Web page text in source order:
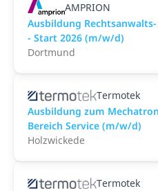
AMPRION
Ausbildung
- Start 2026 (m/w/d)
Dortmund
Termotek
Ausbildung zum
Bereich Service (m/w/d)
Holzwickede
Termotek